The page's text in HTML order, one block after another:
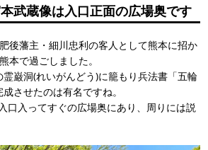
武蔵像は入口正面の広場奥です
後藩主・細川忠利の客人として熊本に招か
本で過ごしました。
巌洞(れいがんどう)に籠もり兵法書「五輪
させたのは有名ですね。
口入ってすぐの広場奥にあり、周りには説